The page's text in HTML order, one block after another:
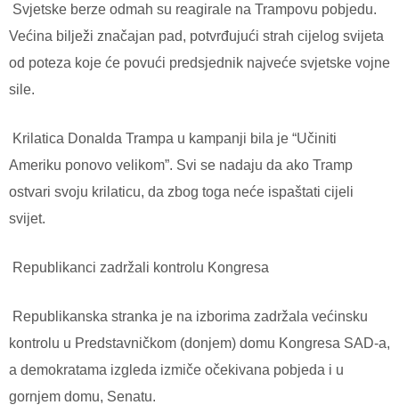
Svjetske berze odmah su reagirale na Trampovu pobjedu.
Većina bilježi značajan pad, potvrđujući strah cijelog svijeta
od poteza koje će povući predsjednik najveće svjetske vojne
sile.
Krilatica Donalda Trampa u kampanji bila je “Učiniti
Ameriku ponovo velikom”. Svi se nadaju da ako Tramp
ostvari svoju krilaticu, da zbog toga neće ispaštati cijeli
svijet.
Republikanci zadržali kontrolu Kongresa
Republikanska stranka je na izborima zadržala većinsku
kontrolu u Predstavničkom (donjem) domu Kongresa SAD-a,
a demokratama izgleda izmiče očekivana pobjeda i u
gornjem domu, Senatu.